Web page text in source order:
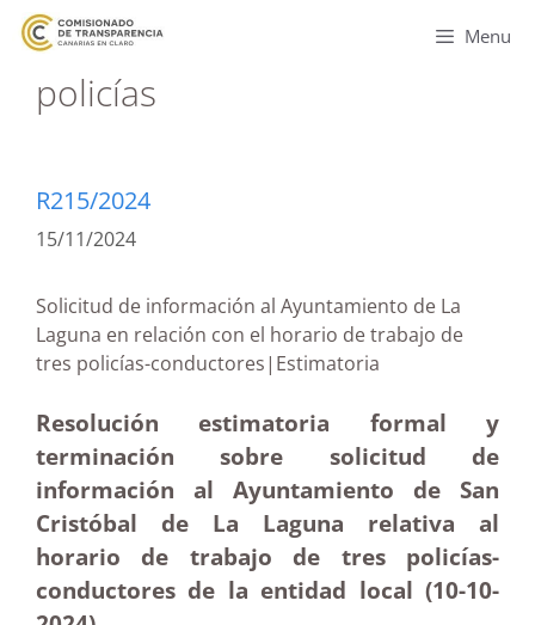
Menu
policías
R215/2024
15/11/2024
Solicitud de información al Ayuntamiento de La
Laguna en relación con el horario de trabajo de
tres policías-conductores|Estimatoria
Resolución estimatoria formal y
terminación sobre solicitud de
información al Ayuntamiento de San
Cristóbal de La Laguna relativa al
horario de trabajo de tres policías-
conductores de la entidad local (10-10-